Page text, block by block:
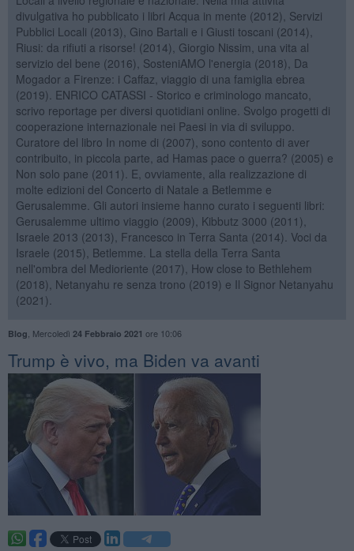
divulgativa ho pubblicato i libri Acqua in mente (2012), Servizi
Pubblici Locali (2013), Gino Bartali e i Giusti toscani (2014),
Riusi: da rifiuti a risorse! (2014), Giorgio Nissim, una vita al
servizio del bene (2016), SosteniAMO l'energia (2018), Da
Mogador a Firenze: i Caffaz, viaggio di una famiglia ebrea
(2019). ENRICO CATASSI - Storico e criminologo mancato,
scrivo reportage per diversi quotidiani online. Svolgo progetti di
cooperazione internazionale nei Paesi in via di sviluppo.
Curatore del libro In nome di (2007), sono contento di aver
contribuito, in piccola parte, ad Hamas pace o guerra? (2005) e
Non solo pane (2011). E, ovviamente, alla realizzazione di
molte edizioni del Concerto di Natale a Betlemme e
Gerusalemme. Gli autori insieme hanno curato i seguenti libri:
Gerusalemme ultimo viaggio (2009), Kibbutz 3000 (2011),
Israele 2013 (2013), Francesco in Terra Santa (2014). Voci da
Israele (2015), Betlemme. La stella della Terra Santa
nell'ombra del Medioriente (2017), How close to Bethlehem
(2018), Netanyahu re senza trono (2019) e Il Signor Netanyahu
(2021).
Blog Mercoledì 24 Febbraio 2021 ore 10:06
Trump è vivo, ma Biden va avanti